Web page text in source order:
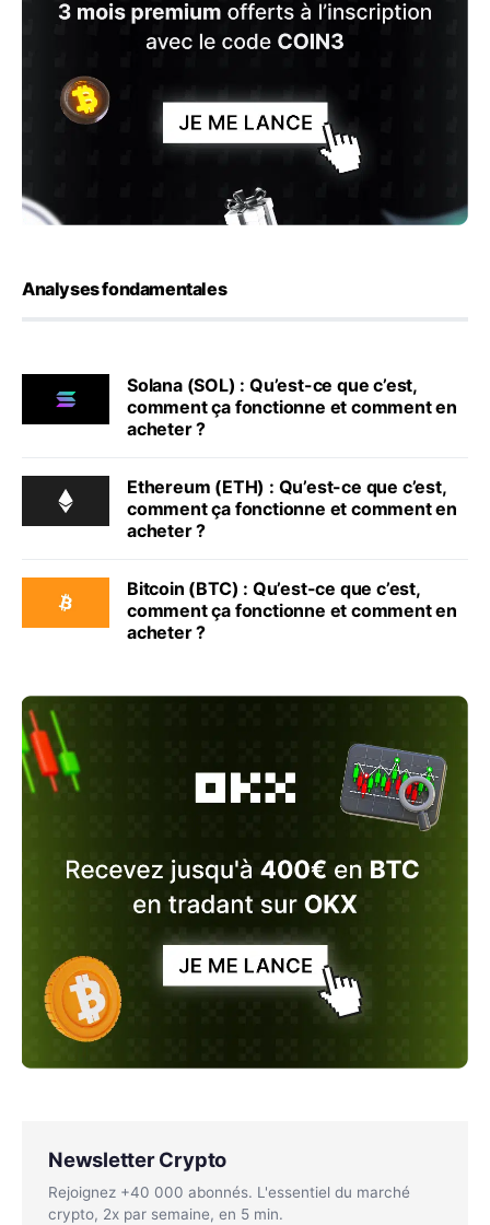
Analyses fondamentales
Solana (SOL) : Qu’est-ce que c’est,
comment ça fonctionne et comment en
acheter ?
Ethereum (ETH) : Qu’est-ce que c’est,
comment ça fonctionne et comment en
acheter ?
Bitcoin (BTC) : Qu’est-ce que c’est,
comment ça fonctionne et comment en
acheter ?
Newsletter Crypto
Rejoignez +40 000 abonnés. L'essentiel du marché
crypto, 2x par semaine, en 5 min.